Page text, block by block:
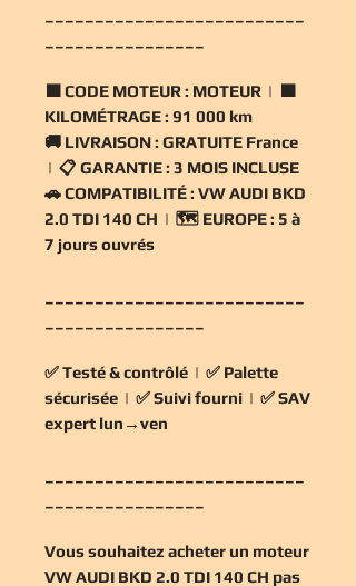
🟧CODE MOTEUR : MOTEUR | 🟧
KILOMÉTRAGE : 91 000 km
🚚 LIVRAISON : GRATUITE France
| 📋 GARANTIE : 3 MOIS INCLUSE
🚗COMPATIBILITÉ : VW AUDI BKD
2.0 TDI 140 CH | 🗺️ EUROPE : 5 à
7 jours ouvrés
✅Testé & contrôlé | ✅ Palette
sécurisée | ✅Suivi fourni | ✅SAV
expert lun→ven
Vous souhaitez acheter un moteur
VW AUDI BKD 2.0 TDI 140 CH pas